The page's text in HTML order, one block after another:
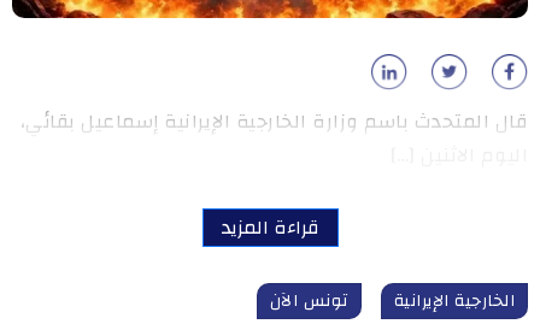
قال المتحدث باسم وزارة الخارجية الإيرانية إسماعيل بقائي،
قراءة المزيد
الخارجية الإيرانية
تونس الآن